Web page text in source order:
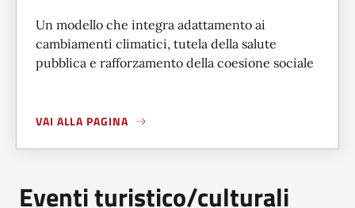
Un modello che integra adattamento ai
cambiamenti climatici, tutela della salute
pubblica e rafforzamento della coesione sociale
VAI ALLA PAGINA
A PROPOSITO DIIL 10 AGOSTO IL TAGLIO DEL NASTRO
Eventi turistico/culturali